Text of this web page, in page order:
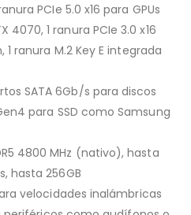
PCIe 5.0 x16 para GPUs
4070, 1 ranura PCIe 3.0 x16
ranura M.2 Key E integrada
SATA 6Gb/s para discos
para SSD como Samsung
4800 MHz (nativo), hasta
hasta 256GB
velocidades inalámbricas